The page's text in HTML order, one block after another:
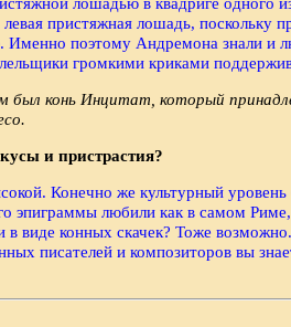
пристяжная лошадь, поскольку
Именно поэтому Андремона знали и
громкими криками
был конь Инцитат, который
и пристрастия?
Конечно же культурный
эпиграммы любили как в самом
виде конных скачек? Тоже
писателей и композиторов вы